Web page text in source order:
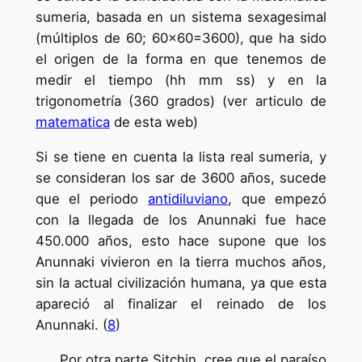
sumeria, basada en un sistema sexagesimal
(múltiplos de 60; 60×60=3600), que ha sido
el origen de la forma en que tenemos de
medir el tiempo (hh mm ss) y en la
trigonometría (360 grados) (ver articulo de
matematicade esta web)
Si se tiene en cuenta la lista real sumeria, y
se consideran los sar de 3600 años, sucede
que el periodo antidiluviano, que empezó
con la llegada de los Anunnaki fue hace
450.000 años, esto hace supone que los
Anunnaki vivieron en la tierra muchos años,
sin la actual civilización humana, ya que esta
apareció al finalizar el reinado de los
Anunnaki. (8)